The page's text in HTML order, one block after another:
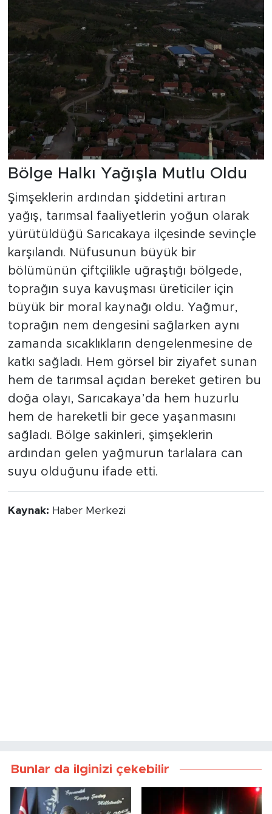
Bölge Halkı Yağışla Mutlu Oldu
Şimşeklerin ardından şiddetini artıran
yağış, tarımsal faaliyetlerin yoğun olarak
yürütüldüğü Sarıcakaya ilçesinde sevinçle
karşılandı. Nüfusunun büyük bir
bölümünün çiftçilikle uğraştığı bölgede,
toprağın suya kavuşması üreticiler için
büyük bir moral kaynağı oldu. Yağmur,
toprağın nem dengesini sağlarken aynı
zamanda sıcaklıkların dengelenmesine de
katkı sağladı. Hem görsel bir ziyafet sunan
hem de tarımsal açıdan bereket getiren bu
doğa olayı, Sarıcakaya’da hem huzurlu
hem de hareketli bir gece yaşanmasını
sağladı. Bölge sakinleri, şimşeklerin
ardından gelen yağmurun tarlalara can
suyu olduğunu ifade etti.
Kaynak: Haber Merkezi
Bunlar da ilginizi çekebilir